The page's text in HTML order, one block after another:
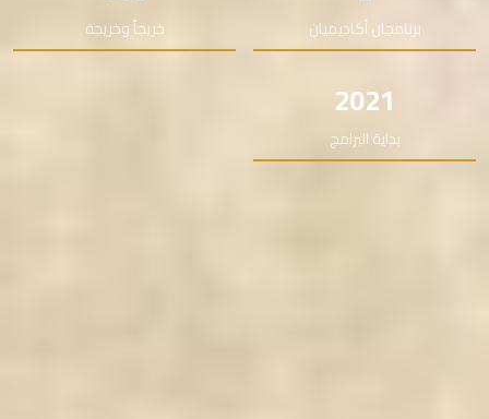
برنامجان أكاديميان خريجاً وخريجة
2021
بداية البرامج